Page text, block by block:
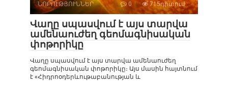
ՆՈՐՈՒԹՅՈՒՆՆԵՐ 0 715դիտում
Վաղը սպասվում է այս տարվա
ամենաուժեղ գեոմագնիսական
փոթորիկը
Վաղը սպասվում է այս տարվա ամենաուժեղ
գեոմագնիսական փոթորիկը։ Այս մասին հայտնում
է «Հիդրոօդերևութաբանության և